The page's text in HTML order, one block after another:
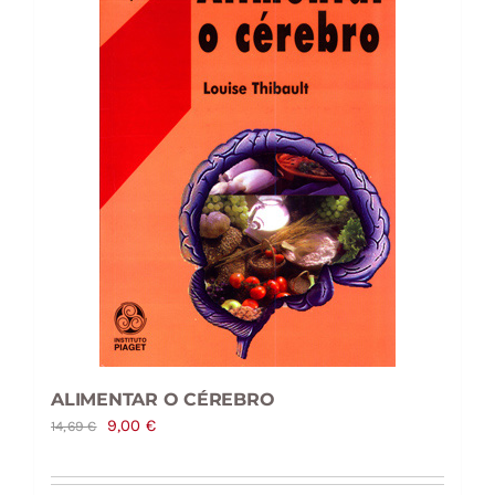
ALIMENTAR O CÉREBRO
14,69€
O
original
9,00 €O
atual